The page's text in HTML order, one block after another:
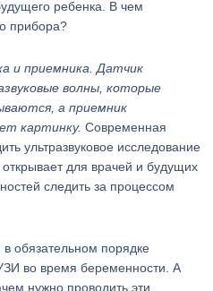
ребенка. В чем
прибора?
и приемника. Датчик
волны, которые
а приемник
картинку. Современная
ультразвуковое исследование
для врачей и будущих
следить за процессом
обязательном порядке
во время беременности. А
нужно проводить эти